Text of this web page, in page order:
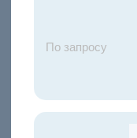
По запросу